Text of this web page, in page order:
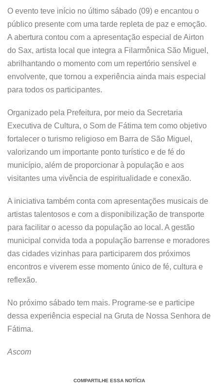
O evento teve início no último sábado (09) e encantou o
público presente com uma tarde repleta de paz e emoção.
A abertura contou com a apresentação especial de Airton
do Sax, artista local que integra a Filarmônica São Miguel,
abrilhantando o momento com um repertório sensível e
envolvente, que tornou a experiência ainda mais especial
para todos os participantes.
Organizado pela Prefeitura, por meio da Secretaria
Executiva de Cultura, o Som de Fátima tem como objetivo
fortalecer o turismo religioso em Barra de São Miguel,
valorizando um importante ponto turístico e de fé do
município, além de proporcionar à população e aos
visitantes uma vivência de espiritualidade e conexão.
A iniciativa também conta com apresentações musicais de
artistas talentosos e com a disponibilização de transporte
para facilitar o acesso da população ao local. A gestão
municipal convida toda a população barrense e moradores
das cidades vizinhas para participarem dos próximos
encontros e viverem esse momento único de fé, cultura e
reflexão.
No próximo sábado tem mais. Programe-se e participe
dessa experiência especial na Gruta de Nossa Senhora de
Fátima.
Ascom
COMPARTILHE ESSA NOTÍCIA